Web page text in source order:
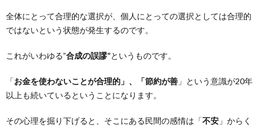
全体にとって合理的な選択が、個人にとっての選択としては合理的
ではないという状態が発生するのです。
これがいわゆる”合成の誤謬”というものです。
「お金を使わないことが合理的」、「節約が善 」という意識が20年
以上も続いているということになります。
その心理を掘り下げると、そこにある民間の感情は「不安 」からく